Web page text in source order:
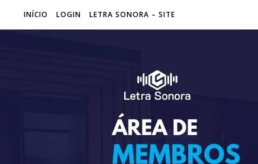
INÍCIO LOGIN LETRA SONORA – SITE